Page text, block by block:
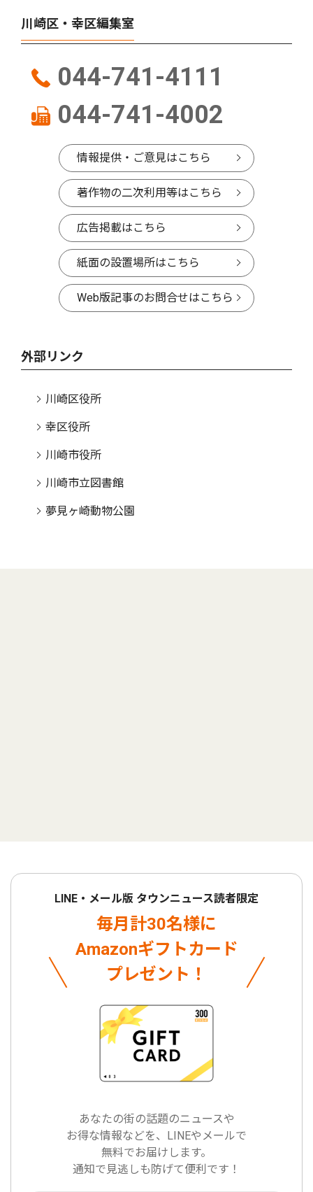
川崎区・幸区編集室
044-741-4111
044-741-4002
情報提供・ご意見はこちら
著作物の二次利用等はこちら
広告掲載はこちら
紙面の設置場所はこちら
Web版記事のお問合せはこちら
外部リンク
川崎区役所
幸区役所
川崎市役所
川崎市立図書館
夢見ヶ崎動物公園
LINE・メール版 タウンニュース読者限定
毎月計30名様に
Amazonギフトカード
プレゼント！
あなたの街の話題のニュースや
お得な情報などを、LINEやメールで
無料でお届けします。
通知で見逃しも防げて便利です！